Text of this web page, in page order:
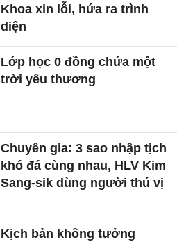
Khoa xin lỗi, hứa ra trình
diện
Lớp học 0 đồng chứa một
trời yêu thương
Chuyên gia: 3 sao nhập tịch
khó đá cùng nhau, HLV Kim
Sang-sik dùng người thú vị
Kịch bản không tưởng